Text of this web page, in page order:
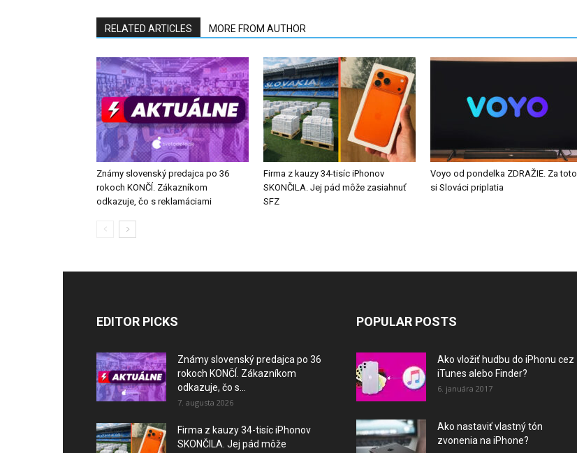
RELATED ARTICLES MORE FROM AUTHOR
Známy slovenský predajca po 36
rokoch KONČÍ. Zákazníkom
odkazuje, čo s reklamáciami
Firma z kauzy 34-tisíc iPhonov
SKONČILA. Jej pád môže zasiahnuť
SFZ
Voyo od pondelka ZDRAŽIE. Za toto
si Slováci priplatia
EDITOR PICKS
Známy slovenský predajca po 36
rokoch KONČÍ. Zákazníkom
odkazuje, čo s...
7. augusta 2026
Firma z kauzy 34-tisíc iPhonov
SKONČILA. Jej pád môže
POPULAR POSTS
Ako vložiť hudbu do iPhonu cez
iTunes alebo Finder?
6. januára 2017
Ako nastaviť vlastný tón
zvonenia na iPhone?